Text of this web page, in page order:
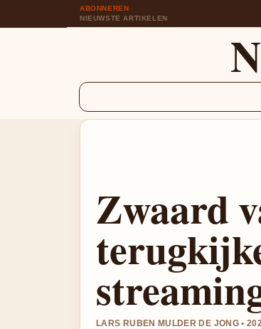
ABONNEREN
NIEUWSTE ARTIKELEN
Zwaard
LARS RUBEN MULDER DE JONG •